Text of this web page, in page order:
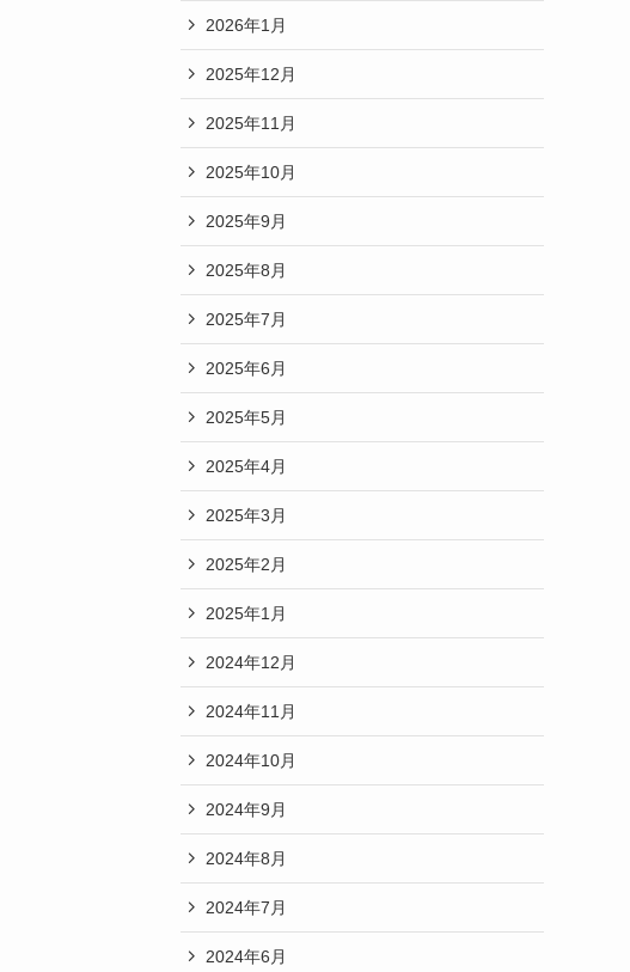
2026年1月
2025年12月
2025年11月
2025年10月
2025年9月
2025年8月
2025年7月
2025年6月
2025年5月
2025年4月
2025年3月
2025年2月
2025年1月
2024年12月
2024年11月
2024年10月
2024年9月
2024年8月
2024年7月
2024年6月